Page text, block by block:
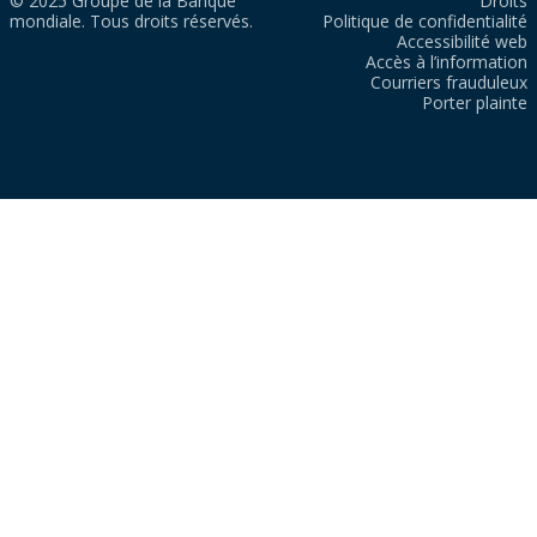
mondiale. Tous droits réservés.
Politique de confidentialité
Accessibilité web
Accès à l’information
Courriers frauduleux
Porter plainte